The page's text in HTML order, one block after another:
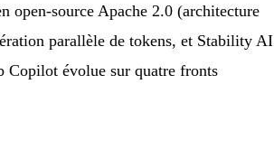
open-source Apache 2.0 (architecture
parallèle de tokens, et Stability AI
Copilot évolue sur quatre fronts